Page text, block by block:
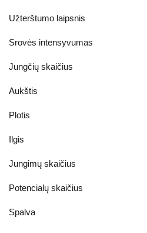
Užterštumo laipsnis
Srovės intensyvumas
Jungčių skaičius
Aukštis
Plotis
Ilgis
Jungimų skaičius
Potencialų skaičius
Spalva